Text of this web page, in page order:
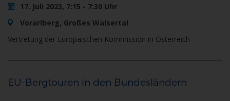
17. Juli 2023, 7:15 - 7:30 Uhr
Vorarlberg, Großes Walsertal
Vertretung der Europäischen Kommission in Österreich
EU-Bergtouren in den Bundesländern